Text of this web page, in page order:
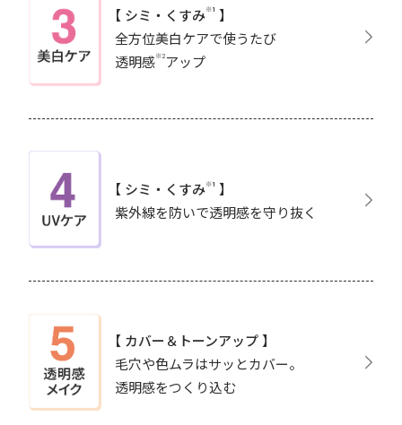
【 シミ・くすみ※1
】
全方位美白ケアで使うたび
透明感※2アップ
【 シミ・くすみ※1
】
紫外線を防いで透明感を守り抜く
【 カバー＆トーンアップ 】
毛穴や色ムラはサッとカバー。
透明感をつくり込む